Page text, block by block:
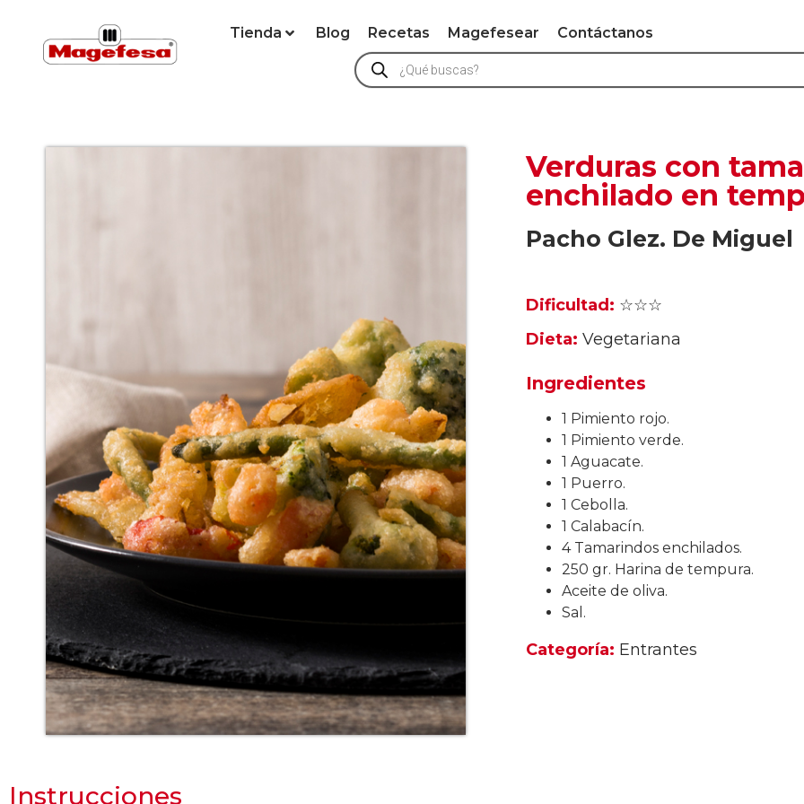
Tienda Blog Recetas Magefesear Contáctanos
Verduras con
enchilado en
Pacho Glez. De Miguel
Dificultad: ☆☆☆
Dieta: Vegetariana
Ingredientes
1 Pimiento rojo.
1 Pimiento verde.
1 Aguacate.
1 Puerro.
1 Cebolla.
1 Calabacín.
4 Tamarindos enchilados.
250 gr. Harina de tempura.
Aceite de oliva.
Sal.
Categoría: Entrantes
Instrucciones